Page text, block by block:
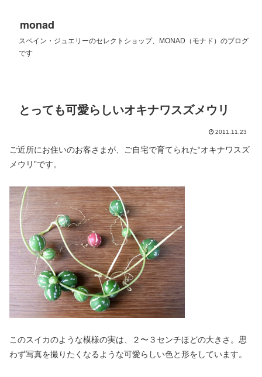
monad
スペイン・ジュエリーのセレクトショップ、MONAD（モナド）のブログ
です
とっても可愛らしいオキナワスズメウリ
2011.11.23
ご近所にお住いのお客さまが、ご自宅で育てられた“オキナワスズ
メウリ”です。
このスイカのような模様の実は、２〜３センチほどの大きさ。思
わず写真を撮りたくなるような可愛らしい色と形をしています。